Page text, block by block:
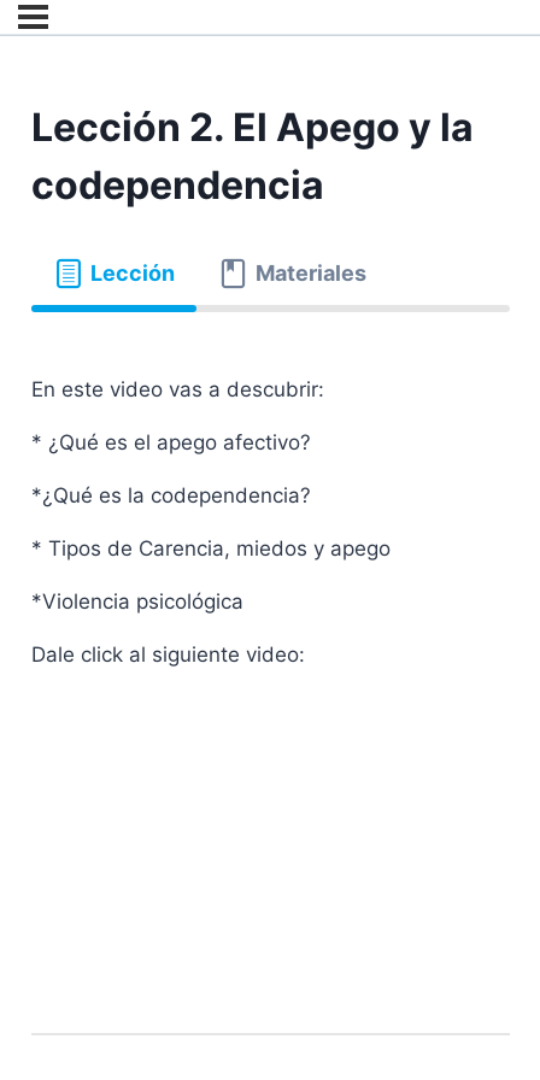
Lección 2. El Apego y la
codependencia
Lección Materiales
En este video vas a descubrir:
* ¿Qué es el apego afectivo?
*¿Qué es la codependencia?
* Tipos de Carencia, miedos y apego
*Violencia psicológica
Dale click al siguiente video: